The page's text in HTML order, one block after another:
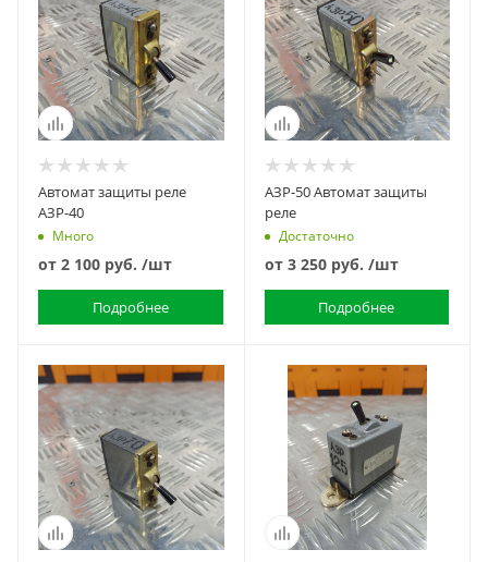
Автомат защиты реле
АЗР-40
Много
от 2 100 руб. /шт
Подробнее
АЗР-50 Автомат защиты
реле
Достаточно
от 3 250 руб. /шт
Подробнее